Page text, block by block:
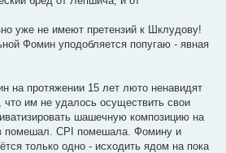
уже не имеют претензий к Шклудову!
Фомин уподобляется попугаю - явная
на протяжении 15 лет люто ненавидят
что им не удалось осуществить свои
шашечную композицию на
помешал. CPI помешала. Фомину и
только одно - исходить ядом на пока